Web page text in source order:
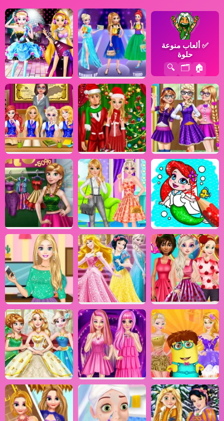
✅ ألعاب منوعة
حلوة
🏠
🗂️
🔍